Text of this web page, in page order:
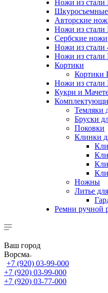
Ножи из стали
Авторские
Ножи из стали
Сербские ножи
Ножи из стали
Ножи из стали
Кортики
Кортики
Ножи из стали
Кукри и
Темляки
Бруски
Поковки
Клинки
Ножны
Литье
Ремни ручной
Ваш город
Ворсма
+7 (920) 03-99-000
+7 (920) 03-99-000
+7 (920) 03-77-000